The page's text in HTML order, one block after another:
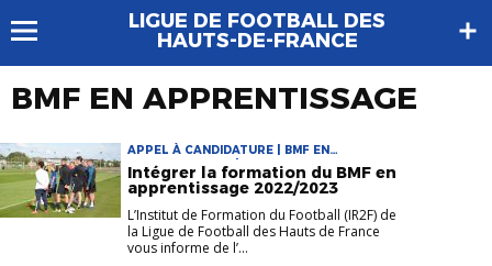
LIGUE DE FOOTBALL DES
HAUTS-DE-FRANCE
BMF EN APPRENTISSAGE
APPEL À CANDIDATURE | BMF EN
APPRENTISSAGE | FORMATIONS
Intégrer la formation du BMF en
apprentissage 2022/2023
L’Institut de Formation du Football (IR2F) de
la Ligue de Football des Hauts de France
vous informe de l’...